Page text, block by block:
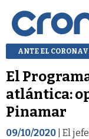
ANTE EL
El
atlántica:
Pinamar
09/10/2020 | El